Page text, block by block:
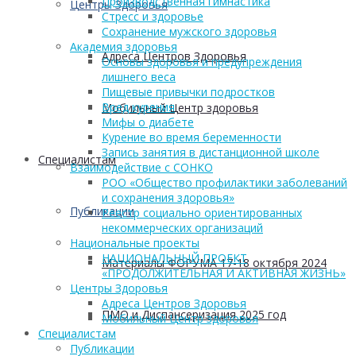
Центры Здоровья
Адреса Центров Здоровья
Мобильный Центр здоровья
Cпециалистам
Публикации
Материалы ФОРУМА 17-18 октября 2024
ПМО и Диспансеризация 2025 год
Стресс и здоровье
Сохранение мужского здоровья
Академия здоровья
Основы здоровья и предупреждения
лишнего веса
Пищевые привычки подростков
Вред курения
Мифы о диабете
Курение во время беременности
Запись занятия в дистанционной школе
Взаимодействие с СОНКО
РОО «Общество профилактики заболеваний
и сохранения здоровья»
Реестр социально ориентированных
некоммерческих организаций
Национальные проекты
НАЦИОНАЛЬНЫЙ ПРОЕКТ
«ПРОДОЛЖИТЕЛЬНАЯ И АКТИВНАЯ ЖИЗНЬ»
Центры Здоровья
Адреса Центров Здоровья
Мобильный Центр здоровья
Cпециалистам
Публикации